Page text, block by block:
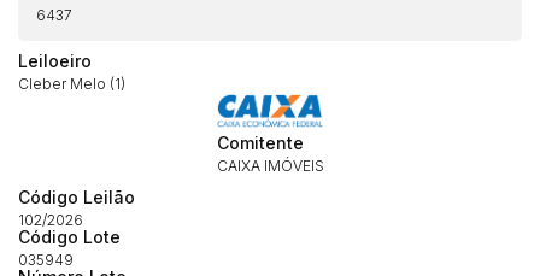
6437
Leiloeiro
Cleber Melo (1)
Comitente
CAIXA IMÓVEIS
Código Leilão
102/2026
Código Lote
035949
Habilite-se para efetuar lances ou